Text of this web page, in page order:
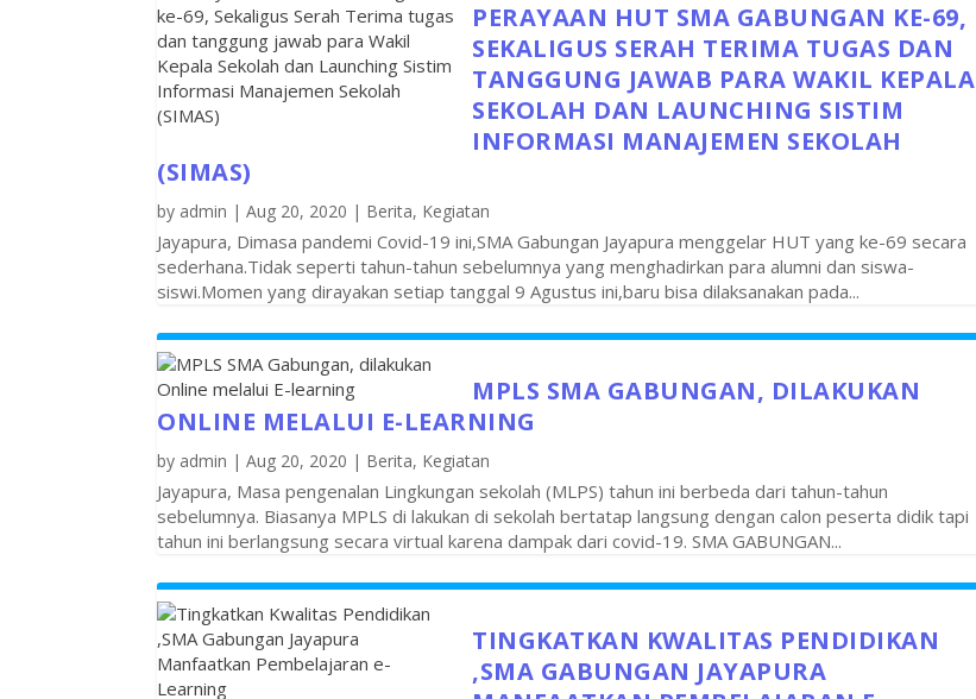
PERAYAAN HUT SMA GABUNGAN KE-69,
SEKALIGUS SERAH TERIMA TUGAS DAN
TANGGUNG JAWAB PARA WAKIL KEPALA
SEKOLAH DAN LAUNCHING SISTIM
INFORMASI MANAJEMEN SEKOLAH
(SIMAS)
by admin | Aug 20, 2020 | Berita, Kegiatan
Jayapura, Dimasa pandemi Covid-19 ini,SMA Gabungan Jayapura menggelar HUT yang ke-69 secara
sederhana.Tidak seperti tahun-tahun sebelumnya yang menghadirkan para alumni dan siswa-
siswi.Momen yang dirayakan setiap tanggal 9 Agustus ini,baru bisa dilaksanakan pada...
MPLS SMA GABUNGAN, DILAKUKAN
ONLINE MELALUI E-LEARNING
by admin | Aug 20, 2020 | Berita, Kegiatan
Jayapura, Masa pengenalan Lingkungan sekolah (MLPS) tahun ini berbeda dari tahun-tahun
sebelumnya. Biasanya MPLS di lakukan di sekolah bertatap langsung dengan calon peserta didik tapi
tahun ini berlangsung secara virtual karena dampak dari covid-19. SMA GABUNGAN...
TINGKATKAN KWALITAS PENDIDIKAN
,SMA GABUNGAN JAYAPURA